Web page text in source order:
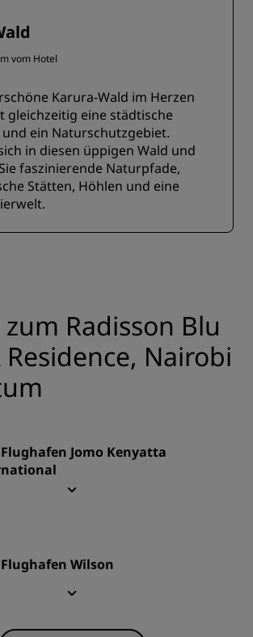
vom Hotel
Karura-Wald im Herzen
gleichzeitig eine städtische
ein Naturschutzgebiet.
in diesen üppigen Wald und
faszinierende Naturpfade,
Stätten, Höhlen und eine
Radisson Blu
Nairobi
Jomo Kenyatta
Wilson